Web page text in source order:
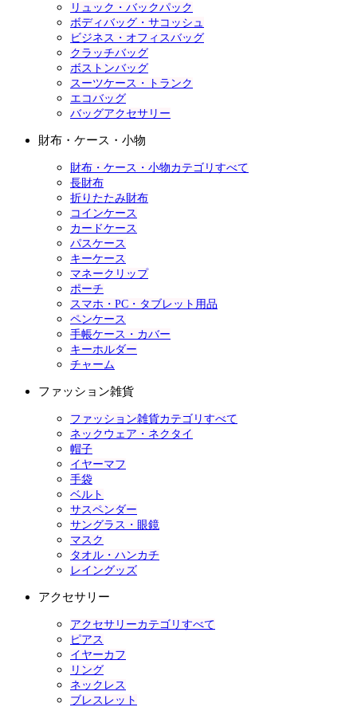
リュック・バックパック
ボディバッグ・サコッシュ
ビジネス・オフィスバッグ
クラッチバッグ
ボストンバッグ
スーツケース・トランク
エコバッグ
バッグアクセサリー
財布・ケース・小物
財布・ケース・小物カテゴリすべて
長財布
折りたたみ財布
コインケース
カードケース
パスケース
キーケース
マネークリップ
ポーチ
スマホ・PC・タブレット用品
ペンケース
手帳ケース・カバー
キーホルダー
チャーム
ファッション雑貨
ファッション雑貨カテゴリすべて
ネックウェア・ネクタイ
帽子
イヤーマフ
手袋
ベルト
サスペンダー
サングラス・眼鏡
マスク
タオル・ハンカチ
レイングッズ
アクセサリー
アクセサリーカテゴリすべて
ピアス
イヤーカフ
リング
ネックレス
ブレスレット